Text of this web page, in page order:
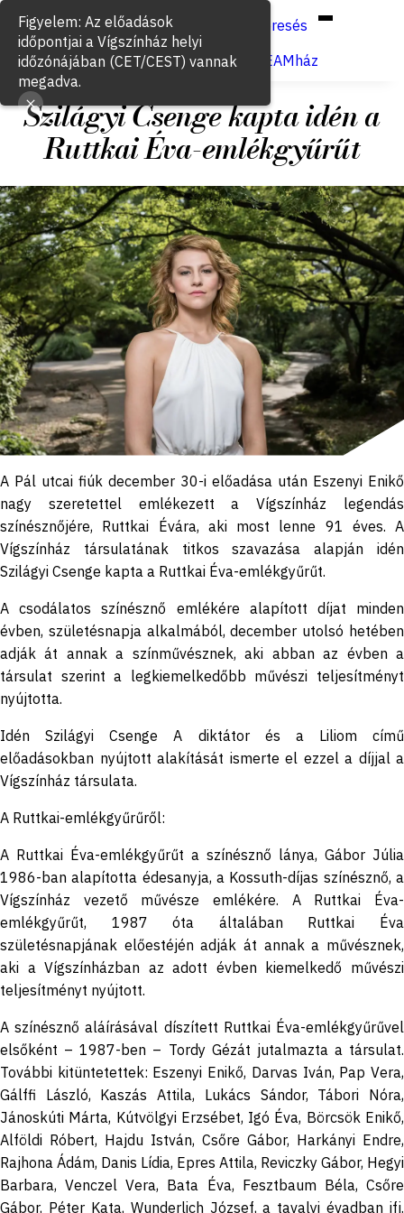
Keresés
Jegyvásárlás
VígSTREAMház
Szilágyi Csenge kapta idén a
Ruttkai Éva-emlékgyűrűt
2018. december 30.
A Pál utcai fiúk december 30-i előadása után Eszenyi Enikő
nagy szeretettel emlékezett a Vígszínház legendás
színésznőjére, Ruttkai Évára, aki most lenne 91 éves. A
Vígszínház társulatának titkos szavazása alapján idén
Szilágyi Csenge kapta a Ruttkai Éva-emlékgyűrűt.
A csodálatos színésznő emlékére alapított díjat minden
évben, születésnapja alkalmából, december utolsó hetében
adják át annak a színművésznek, aki abban az évben a
társulat szerint a legkiemelkedőbb művészi teljesítményt
nyújtotta.
Idén Szilágyi Csenge A diktátor és a Liliom című
előadásokban nyújtott alakítását ismerte el ezzel a díjjal a
Vígszínház társulata.
A Ruttkai-emlékgyűrűről:
A Ruttkai Éva-emlékgyűrűt a színésznő lánya, Gábor Júlia
1986-ban alapította édesanyja, a Kossuth-díjas színésznő, a
Vígszínház vezető művésze emlékére. A Ruttkai Éva-
emlékgyűrűt, 1987 óta általában Ruttkai Éva
születésnapjának előestéjén adják át annak a művésznek,
aki a Vígszínházban az adott évben kiemelkedő művészi
teljesítményt nyújtott.
A színésznő aláírásával díszített Ruttkai Éva-emlékgyűrűvel
elsőként – 1987-ben – Tordy Gézát jutalmazta a társulat.
További kitüntetettek: Eszenyi Enikő, Darvas Iván, Pap Vera,
Gálffi László, Kaszás Attila, Lukács Sándor, Tábori Nóra,
Jánoskúti Márta, Kútvölgyi Erzsébet, Igó Éva, Börcsök Enikő,
Alföldi Róbert, Hajdu István, Csőre Gábor, Harkányi Endre,
Rajhona Ádám, Danis Lídia, Epres Attila, Reviczky Gábor, Hegyi
Barbara, Venczel Vera, Bata Éva, Fesztbaum Béla, Csőre
Gábor, Péter Kata, Wunderlich József, a tavalyi évadban ifj.
Figyelem: Az előadások
időpontjai a Vígszínház helyi
időzónájában (CET/CEST) vannak
megadva.